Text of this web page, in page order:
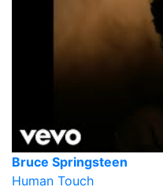
Bruce Springsteen
Human Touch